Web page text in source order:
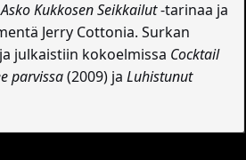
Asko Kukkosen Seikkailut-tarinaa ja
Jerry Cottonia. Surkan
julkaistiin kokoelmissa Cocktail
parvissa(2009) jaLuhistunut